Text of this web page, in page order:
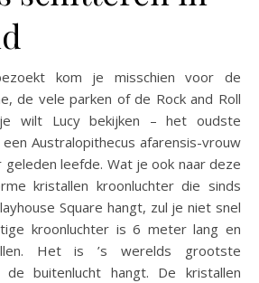
kom je misschien voor de
de vele parken of de Rock and Roll
wilt Lucy bekijken – het oudste
Australopithecus afarensis-vrouw
geleden leefde. Wat je ook naar deze
kristallen kroonluchter die sinds
Square hangt, zul je niet snel
kroonluchter is 6 meter lang en
Het is ’s werelds grootste
buitenlucht hangt. De kristallen